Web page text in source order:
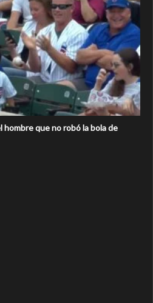
que no robó la bola de